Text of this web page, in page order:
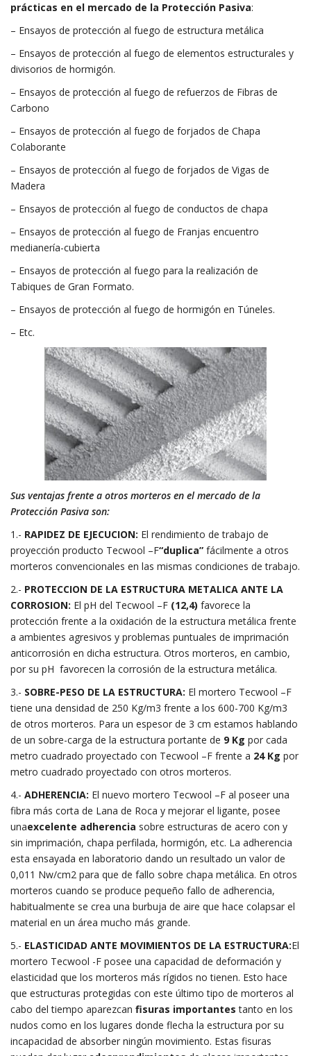
prácticas en el mercado de la Protección Pasiva:
– Ensayos de protección al fuego de estructura metálica
– Ensayos de protección al fuego de elementos estructurales y
divisorios de hormigón.
– Ensayos de protección al fuego de refuerzos de Fibras de
Carbono
– Ensayos de protección al fuego de forjados de Chapa
Colaborante
– Ensayos de protección al fuego de forjados de Vigas de
Madera
– Ensayos de protección al fuego de conductos de chapa
– Ensayos de protección al fuego de Franjas encuentro
medianería-cubierta
– Ensayos de protección al fuego para la realización de
Tabiques de Gran Formato.
– Ensayos de protección al fuego de hormigón en Túneles.
– Etc.
Sus ventajas frente a otros morteros en el mercado de la
Protección Pasiva son:
1.- RAPIDEZ DE EJECUCION: El rendimiento de trabajo de
proyección producto Tecwool –F“duplica” fácilmente a otros
morteros convencionales en las mismas condiciones de trabajo.
2.- PROTECCION DE LA ESTRUCTURA METALICA ANTE LA
CORROSION: El pH del Tecwool –F (12,4) favorece la
protección frente a la oxidación de la estructura metálica frente
a ambientes agresivos y problemas puntuales de imprimación
anticorrosión en dicha estructura. Otros morteros, en cambio,
por su pH favorecen la corrosión de la estructura metálica.
3.- SOBRE-PESO DE LA ESTRUCTURA: El mortero Tecwool –F
tiene una densidad de 250 Kg/m3 frente a los 600-700 Kg/m3
de otros morteros. Para un espesor de 3 cm estamos hablando
de un sobre-carga de la estructura portante de 9 Kg por cada
metro cuadrado proyectado con Tecwool –F frente a 24 Kg por
metro cuadrado proyectado con otros morteros.
4.- ADHERENCIA: El nuevo mortero Tecwool –F al poseer una
fibra más corta de Lana de Roca y mejorar el ligante, posee
unaexcelente adherencia sobre estructuras de acero con y
sin imprimación, chapa perfilada, hormigón, etc. La adherencia
esta ensayada en laboratorio dando un resultado un valor de
0,011 Nw/cm2 para que de fallo sobre chapa metálica. En otros
morteros cuando se produce pequeño fallo de adherencia,
habitualmente se crea una burbuja de aire que hace colapsar el
material en un área mucho más grande.
5.- ELASTICIDAD ANTE MOVIMIENTOS DE LA ESTRUCTURA:El
mortero Tecwool -F posee una capacidad de deformación y
elasticidad que los morteros más rígidos no tienen. Esto hace
que estructuras protegidas con este último tipo de morteros al
cabo del tiempo aparezcan fisuras importantes tanto en los
nudos como en los lugares donde flecha la estructura por su
incapacidad de absorber ningún movimiento. Estas fisuras